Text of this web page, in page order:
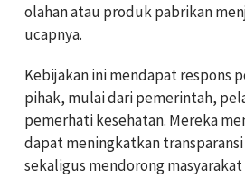
olahan atau produk pabrikan
ucapnya.
Kebijakan ini mendapat respons
pihak, mulai dari pemerintah,
pemerhati kesehatan. Mereka
dapat meningkatkan
sekaligus mendorong